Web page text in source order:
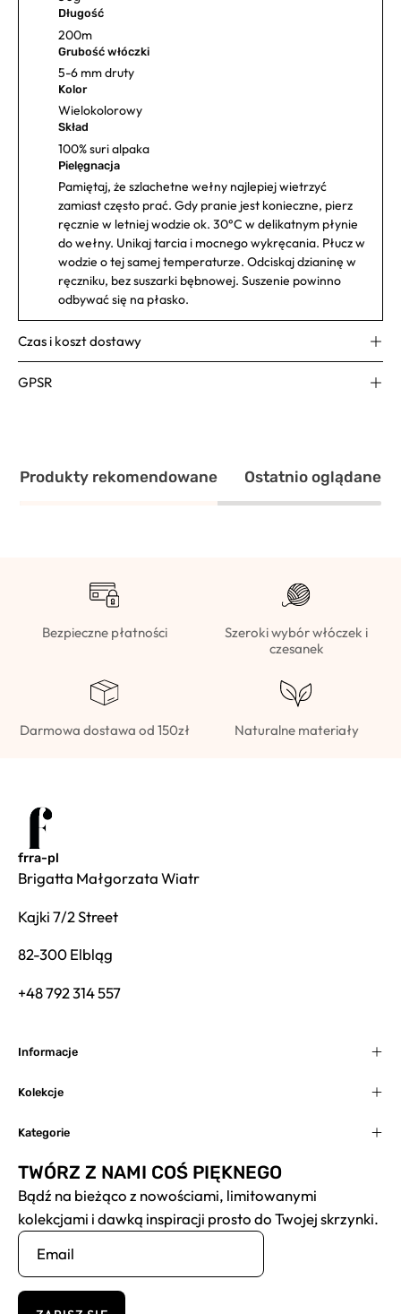
Długość
200m
Grubość włóczki
5-6 mm druty
Kolor
Wielokolorowy
Skład
100% suri alpaka
Pielęgnacja
Pamiętaj, że szlachetne wełny najlepiej wietrzyć
zamiast często prać. Gdy pranie jest konieczne, pierz
ręcznie w letniej wodzie ok. 30°C w delikatnym płynie
do wełny. Unikaj tarcia i mocnego wykręcania. Płucz w
wodzie o tej samej temperaturze. Odciskaj dzianinę w
ręczniku, bez suszarki bębnowej. Suszenie powinno
odbywać się na płasko.
Czas i koszt dostawy
GPSR
Produkty rekomendowane Ostatnio oglądane
Bezpieczne płatności
Szeroki wybór włóczek i
czesanek
Darmowa dostawa od 150zł Naturalne materiały
frra-pl
Brigatta Małgorzata Wiatr
Kajki 7/2 Street
82-300 Elbląg
+48 792 314 557
Informacje
Kolekcje
Kategorie
TWÓRZ Z NAMI COŚ PIĘKNEGO
Bądź na bieżąco z nowościami, limitowanymi
kolekcjami i dawką inspiracji prosto do Twojej skrzynki.